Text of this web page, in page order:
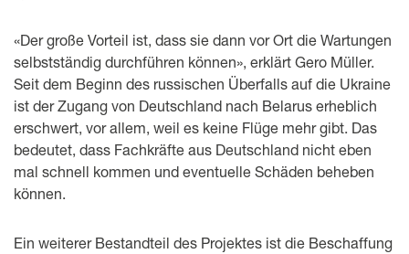
«Der große Vorteil ist, dass sie dann vor Ort die Wartungen
selbstständig durchführen können», erklärt Gero Müller.
Seit dem Beginn des russischen Überfalls auf die Ukraine
ist der Zugang von Deutschland nach Belarus erheblich
erschwert, vor allem, weil es keine Flüge mehr gibt. Das
bedeutet, dass Fachkräfte aus Deutschland nicht eben
mal schnell kommen und eventuelle Schäden beheben
können.
Ein weiterer Bestandteil des Projektes ist die Beschaffung